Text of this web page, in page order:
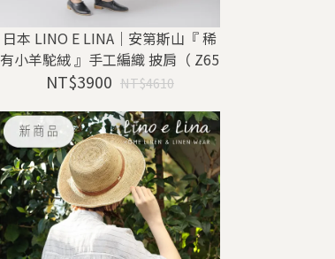
日本 LINO E LINA｜安第斯山『 稀
有小羊駝絨 』手工編織 披肩（ Z65
8 ）
NT$3900 NT$4610